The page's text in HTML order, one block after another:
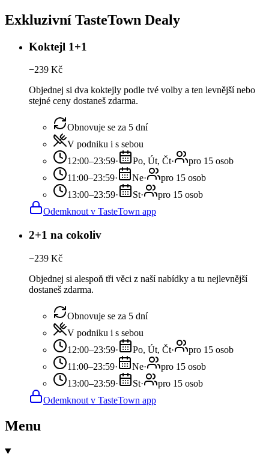
Exkluzivní TasteTown Dealy
Koktejl 1+1
−239 Kč
Objednej si dva koktejly podle tvé volby a ten levnější nebo
stejné ceny dostaneš zdarma.
Obnovuje se za 5 dní
V podniku i s sebou
12:00–23:59· Po, Út, Čt·
pro 15 osob
11:00–23:59· Ne·
pro 15 osob
13:00–23:59· St·
pro 15 osob
Odemknout v TasteTown app
2+1 na cokoliv
−239 Kč
Objednej si alespoň tři věci z naší nabídky a tu nejlevnější
dostaneš zdarma.
Obnovuje se za 5 dní
V podniku i s sebou
12:00–23:59· Po, Út, Čt·
pro 15 osob
11:00–23:59· Ne·
pro 15 osob
13:00–23:59· St·
pro 15 osob
Odemknout v TasteTown app
Menu